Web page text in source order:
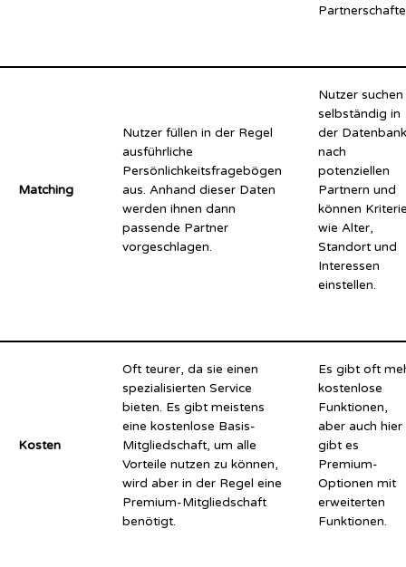
Matching
Nutzer füllen in der Regel
ausführliche
Persönlichkeitsfragebögen
aus. Anhand dieser Daten
werden ihnen dann
passende Partner
vorgeschlagen.
Nutzer suchen
selbständig in
der Datenbank
nach
potenziellen
Partnern und
können
wie Alter,
Standort und
Interessen
einstellen.
Kosten
Oft teurer, da sie einen
spezialisierten Service
bieten. Es gibt meistens
eine kostenlose Basis-
Mitgliedschaft, um alle
Vorteile nutzen zu können,
wird aber in der Regel eine
Premium-Mitgliedschaft
benötigt.
Es gibt oft
kostenlose
Funktionen,
aber auch hier
gibt es
Premium-
Optionen mit
erweiterten
Funktionen.